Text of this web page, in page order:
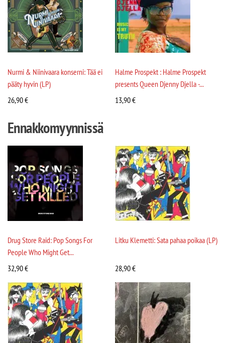
Nurmi & Niinivaara konserni: Tää ei
pääty hyvin (LP)
26,90€
Halme Prospekt : Halme Prospekt
presents Queen Djenny Djella -...
13,90€
Ennakkomyynnissä
Drug Store Raid: Pop Songs For
People Who Might Get...
32,90€
Litku Klemetti: Sata pahaa poikaa (LP)
28,90€